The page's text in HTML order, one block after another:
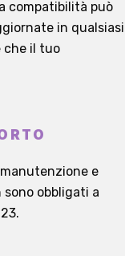
compatibilità può
in qualsiasi
che il tuo
e
sono obbligati a
.